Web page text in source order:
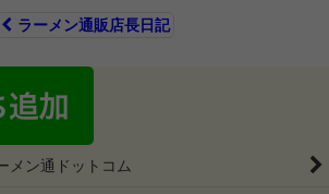
ラーメン通販店長日記
メン通ドットコム